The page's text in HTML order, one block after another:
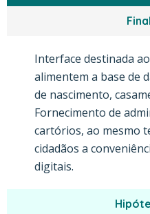
Interface destinada
alimentem a base de
de nascimento,
Fornecimento de
cartórios, ao mesmo
cidadãos a
digitais.